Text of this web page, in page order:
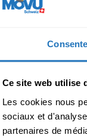
Ce site web utilise
Les cookies nous
sociaux et
partenaires de
astucieusement